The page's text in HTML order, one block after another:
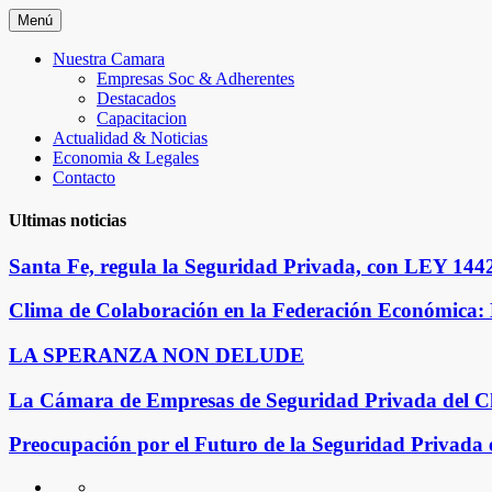
Saltar
al
contenido
Menú
Nuestra Camara
Empresas Soc & Adherentes
Destacados
Capacitacion
Actualidad & Noticias
Economia & Legales
Contacto
Ultimas noticias
Santa Fe, regula la Seguridad Privada, con LEY
Clima de Colaboración en la Federación
LA SPERANZA NON DELUDE
La Cámara de Empresas de Seguridad Privada del
Preocupación por el Futuro de la Seguridad
Nuestra